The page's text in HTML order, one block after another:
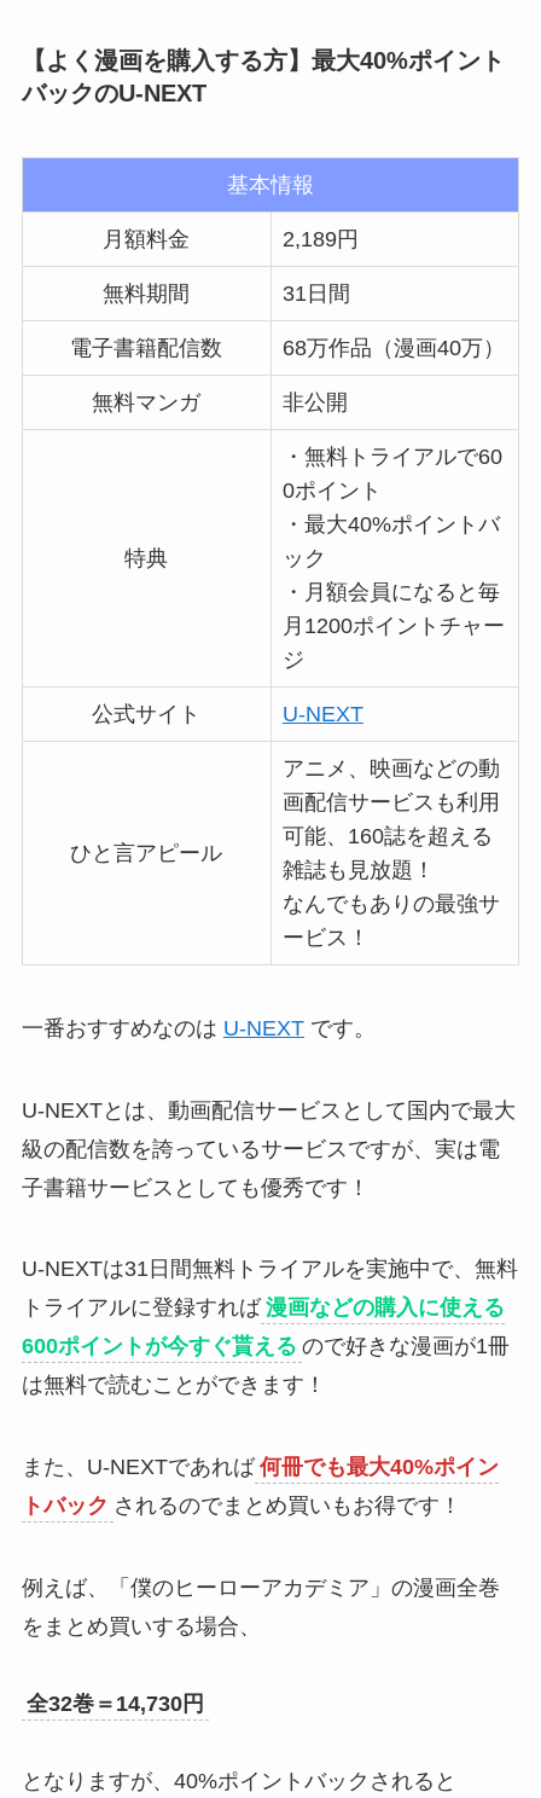
【よく漫画を購入する方】最大40%ポイント
バックのU-NEXT
基本情報
月額料金 2,189円
無料期間 31日間
電子書籍配信数 68万作品（漫画40万）
無料マンガ 非公開
特典
・無料トライアルで60
0ポイント
・最大40%ポイントバ
ック
・月額会員になると毎
月1200ポイントチャー
ジ
公式サイト U-NEXT
ひと言アピール
アニメ、映画などの動
画配信サービスも利用
可能、160誌を超える
雑誌も見放題！
なんでもありの最強サ
ービス！
一番おすすめなのは U-NEXTです。
U-NEXTとは、動画配信サービスとして国内で最大
級の配信数を誇っているサービスですが、実は電
子書籍サービスとしても優秀です！
U-NEXTは31日間無料トライアルを実施中で、無料
トライアルに登録すれば 漫画などの購入に使える
600ポイントが今すぐ貰える ので好きな漫画が1冊
は無料で読むことができます！
また、U-NEXTであれば 何冊でも最大40%ポイン
トバック されるのでまとめ買いもお得です！
例えば、「僕のヒーローアカデミア」の漫画全巻
をまとめ買いする場合、
全32巻＝14,730円
となりますが、40%ポイントバックされると